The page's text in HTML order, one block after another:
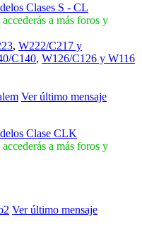
Clases S - CL
a más foros y
, W222/C217 y
C140, W126/C126 y W116
Ver último mensaje
Clase CLK
a más foros y
Ver último mensaje